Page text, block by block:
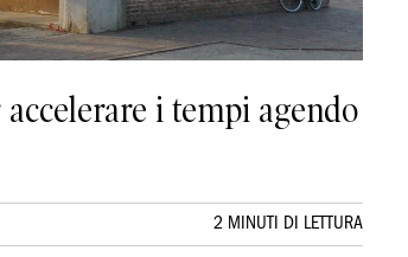
i tempi agendo
2 MINUTI DI LETTURA